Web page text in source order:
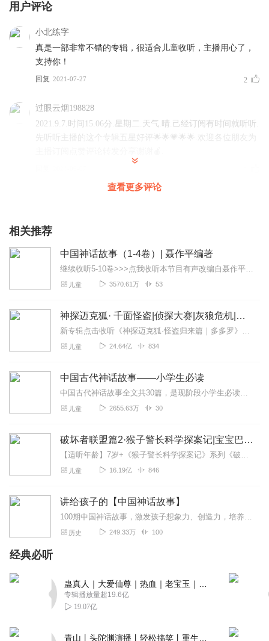
用户评论
小北练字
真是一部非常不错的专辑，很适合儿童收听，主播用心了，
支持你！
回复 2021-07-27 2
过眼云烟198828
2021.9.7.时间15.06分.星期二.天气.晴.己经订阅有时间就听听.
先听听主播的这个专辑五星好评🌟🌟💗🌟🌟.欢迎各位朋友为
查看更多评论
相关推荐
中国神话故事（1-4卷）| 聂作平编著
继续收听5-10卷>>>点我收听本节目有声改编自聂作平《中国神话故事》系列▲春风文艺出版社X著名作家聂作平联袂打造，畅销超百万册▲囊括统编教材“快乐读书...
儿童 3570.61万 53
神探迈克狐· 千面怪盗|侦探大赛|灰狼危机|多多罗
新专辑点击收听《神探迈克狐·怪盗归来篇｜多多罗》！！！>>>点击进入主播橱窗购买《神探迈克狐》系列图书吧!<<<多多罗故事【点击前往】收听多多罗其他好玩有趣的故...
儿童 24.64亿 834
中国古代神话故事——小学生必读
中国古代神话故事全文共30篇，是现阶段小学生必读课外读物之一。现将其录制成有声读物，供广大少年朋友及其家长共同收听。
儿童 2655.63万 30
破坏者联盟篇2·猴子警长科学探案记|宝宝巴士故事
【适听年龄】7岁+《猴子警长科学探案记》系列《破坏者联盟篇1·猴子警长科学探案记》>>>《破坏者联盟篇2·猴子警长科学探案记》>>>《破坏者联盟篇3·猴子警长科...
儿童 16.19亿 846
讲给孩子的【中国神话故事】
100期中国神话故事，激发孩子想象力、创造力，培养民族自信感！
历史 249.33万 100
经典必听
专辑播放量超19.6亿
19.07亿